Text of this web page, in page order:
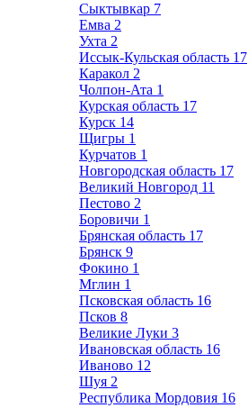
Сыктывкар 7
Емва 2
Ухта 2
Иссык-Кульская область 17
Каракол 2
Чолпон-Ата 1
Курская область 17
Курск 14
Щигры 1
Курчатов 1
Новгородская область 17
Великий Новгород 11
Пестово 2
Боровичи 1
Брянская область 17
Брянск 9
Фокино 1
Мглин 1
Псковская область 16
Псков 8
Великие Луки 3
Ивановская область 16
Иваново 12
Шуя 2
Республика Мордовия 16